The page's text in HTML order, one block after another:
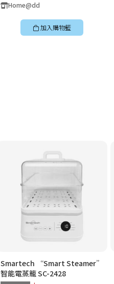
Home@dd
加入購物籃
Smartech “Smart Steamer”
智能電蒸籠 SC-2428